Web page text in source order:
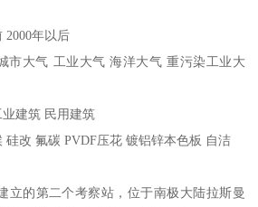
年以后
大气 工业大气 海洋大气 重污染工业大
建筑 民用建筑
氟碳 PVDF压花 镀铝锌本色板 自洁
立的第二个考察站，位于南极大陆拉斯曼